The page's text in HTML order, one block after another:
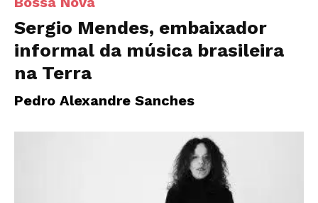
Sergio Mendes, embaixador
informal da música brasileira
na Terra
Pedro Alexandre Sanches